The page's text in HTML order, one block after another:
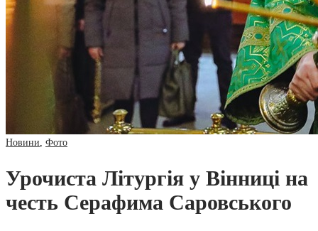
Новини Фото
Урочиста Літургія у Вінниці на
честь Серафима Саровського